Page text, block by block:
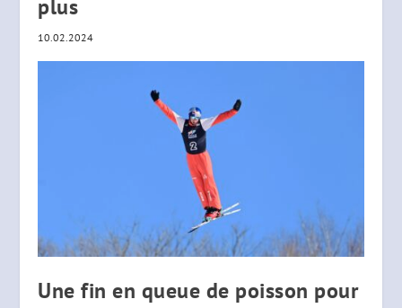
plus
10.02.2024
Une fin en queue de poisson pour